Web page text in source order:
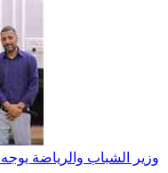
وزير الشباب والرياضة